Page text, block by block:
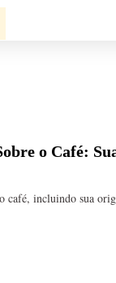
o Café:
café, incluindo sua